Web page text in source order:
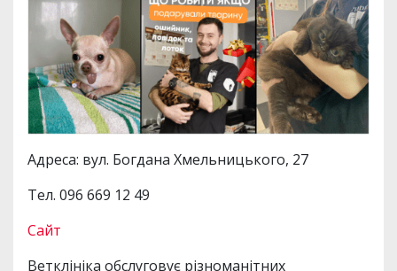
Адреса: вул. Богдана Хмельницького, 27
Тел. 096 669 12 49
Сайт
Ветклініка обслуговує різноманітних